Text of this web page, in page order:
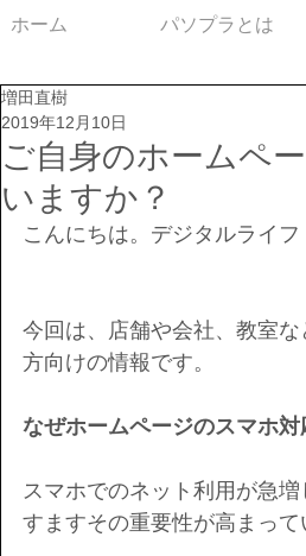
ホーム パソプラとは
ご自身のホームペ
いますか？
増田直樹
2019年12月10日
こんにちは。デジタルライ
今回は、店舗や会社、教室
方向けの情報です。
なぜホームページのスマホ対
スマホでのネット利用が急
すますその重要性が高まって